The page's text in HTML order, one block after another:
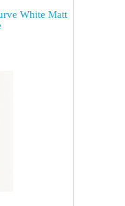
White Matt